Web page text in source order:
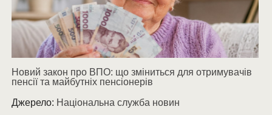
Новий закон про ВПО: що зміниться для отримувачів
пенсії та майбутніх пенсіонерів
Джерело: Національна служба новин